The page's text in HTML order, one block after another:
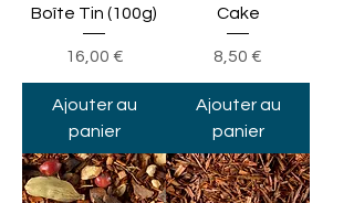
Boîte Tin (100g)
Prix
16,00 €
Ajouter au
panier
Cake
Prix
8,50 €
Ajouter au
panier